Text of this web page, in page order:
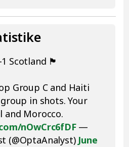
Scotland 🏴󠁧󠁢󠁳󠁣󠁴󠁿
Group C and Haiti
in shots. Your
and Morocco.
nOwCrc6fDF—
(@OptaAnalyst) June